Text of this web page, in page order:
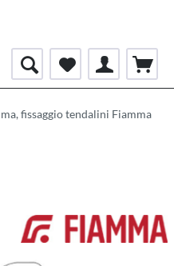
fissaggio tendalini Fiamma